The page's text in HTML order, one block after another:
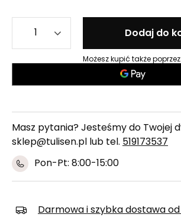
Dodaj do
Możesz kupić także poprzez:
Masz pytania? Jesteśmy do Twojej
sklep@tulisen.pl lub tel. 519173537
Pon-Pt: 8:00-15:00
Darmowa i szybka dostawa od